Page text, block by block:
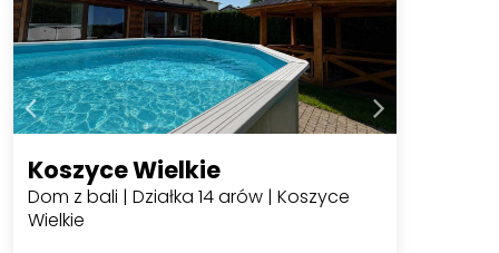
Koszyce Wielkie
Dom z bali | Działka 14 arów | Koszyce
Wielkie